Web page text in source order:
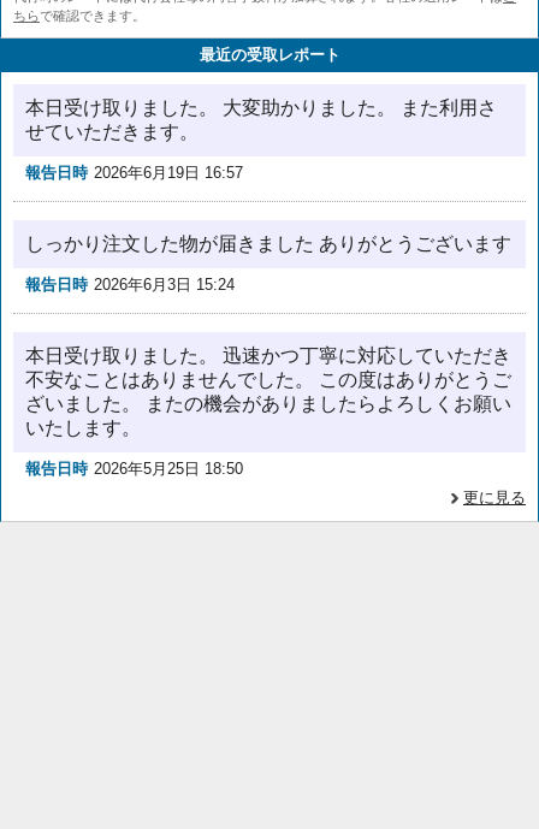
ちらで確認できます。
最近の受取レポート
本日受け取りました。 大変助かりました。 また利用さ
せていただきます。
報告日時 2026年6月19日 16:57
しっかり注文した物が届きました ありがとうございます
報告日時 2026年6月3日 15:24
本日受け取りました。 迅速かつ丁寧に対応していただき
不安なことはありませんでした。 この度はありがとうご
ざいました。 またの機会がありましたらよろしくお願い
いたします。
報告日時 2026年5月25日 18:50
更に見る